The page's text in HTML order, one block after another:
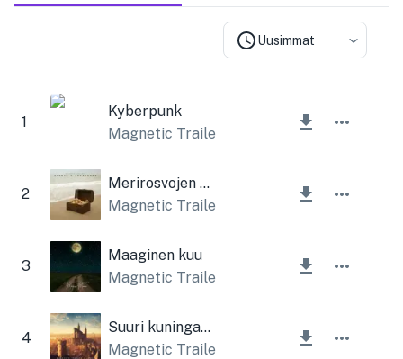
Uusimmat
1
Kyberpunk
Magnetic Trailer
2
Merirosvojen aarteet
Magnetic Trailer
3
Maaginen kuu
Magnetic Trailer
4
Suuri kuningaskunta
Magnetic Trailer